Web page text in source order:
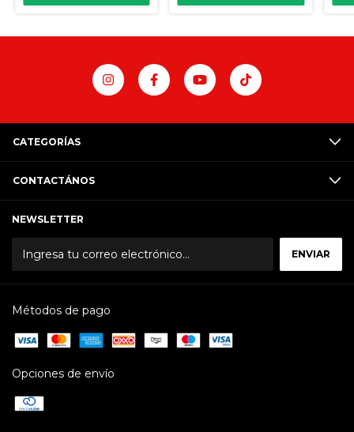
CATEGORÍAS
CONTACTÁNOS
NEWSLETTER
Métodos de pago
Opciones de envío